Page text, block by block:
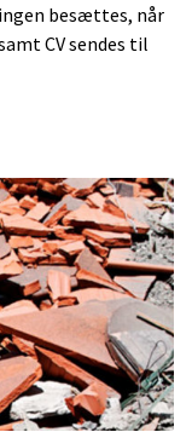
besættes, når
CV sendes til